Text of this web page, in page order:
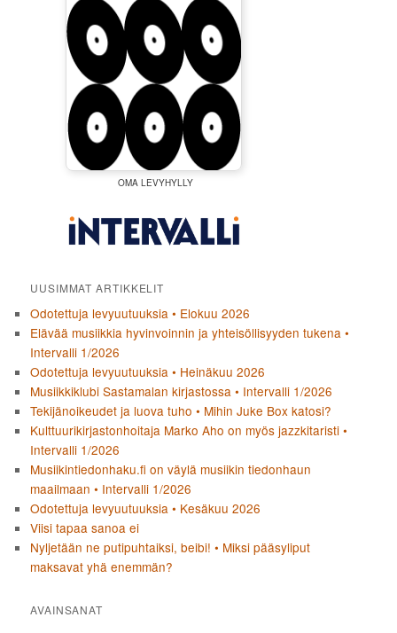
OMA LEVYHYLLY
UUSIMMAT ARTIKKELIT
Odotettuja levyuutuuksia • Elokuu 2026
Elävää musiikkia hyvinvoinnin ja yhteisöllisyyden tukena •
Intervalli 1/2026
Odotettuja levyuutuuksia • Heinäkuu 2026
Musiikkiklubi Sastamalan kirjastossa • Intervalli 1/2026
Tekijänoikeudet ja luova tuho • Mihin Juke Box katosi?
Kulttuurikirjastonhoitaja Marko Aho on myös jazzkitaristi •
Intervalli 1/2026
Musiikintiedonhaku.fi on väylä musiikin tiedonhaun
maailmaan • Intervalli 1/2026
Odotettuja levyuutuuksia • Kesäkuu 2026
Viisi tapaa sanoa ei
Nyljetään ne putipuhtaiksi, beibi! • Miksi pääsyliput
maksavat yhä enemmän?
AVAINSANAT